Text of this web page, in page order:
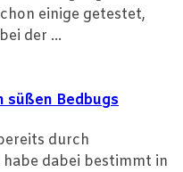
einige getestet,
der ...
süßen Bedbugs
durch
dabei bestimmt in